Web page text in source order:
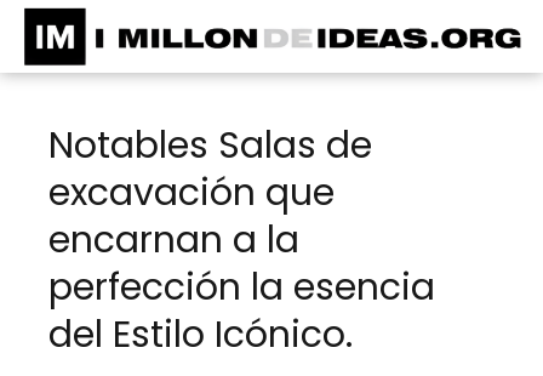
Notables Salas de
excavación que
encarnan a la
perfección la esencia
del Estilo Icónico.